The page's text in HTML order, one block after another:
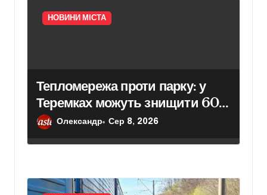
НОВИНИ МІСТА
Тепломережа проти парку: у
Теремках можуть знищити 600
деревОлександр Сер 8, 2026